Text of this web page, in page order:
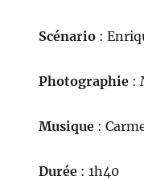
Scénario:
Photographie:
Musique :
Durée: 1h40